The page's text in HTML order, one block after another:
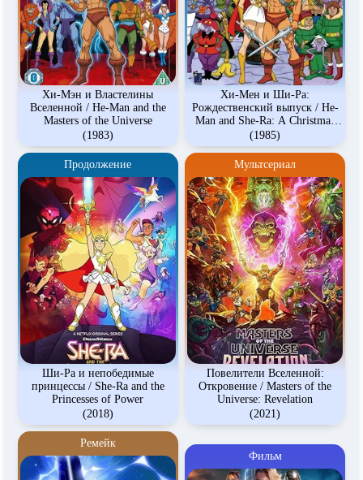
Хи-Мэн и Властелины
Вселенной / He-Man and the
Masters of the Universe
(1983)
Хи-Мен и Ши-Ра:
Рождественский выпуск / He-
Man and She-Ra: A Christmas
Special
(1985)
Продолжение
Ши-Ра и непобедимые
принцессы / She-Ra and the
Princesses of Power
(2018)
Мультсериал
Повелители Вселенной:
Откровение / Masters of the
Universe: Revelation
(2021)
Ремейк
Фильм